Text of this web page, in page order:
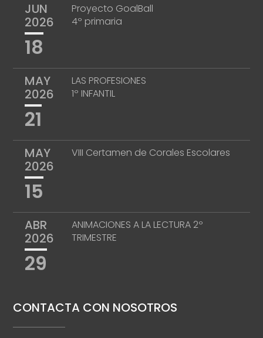
JUN
2026
18
Proyecto GoalBall
4º primaria
MAY
2026
21
LAS PROFESIONES
1º INFANTIL
MAY
2026
15
VIII Certamen de Corales Escolares
ABR
2026
29
ANIMACIONES A LA LECTURA 2º
TRIMESTRE
CONTACTA CON NOSOTROS